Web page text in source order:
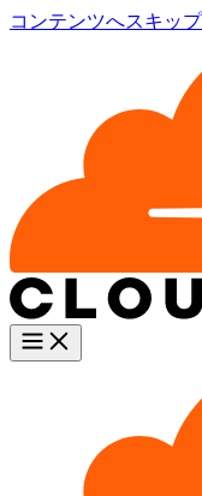
コンテンツへスキップ